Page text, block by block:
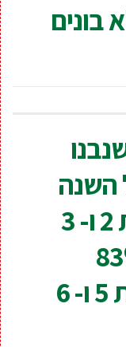
בונים
שנבנו
השנה
ברמת גן הן דירות בנות 2 ו- 3
83%
מהדירות הן דירות בנות 5 ו- 6